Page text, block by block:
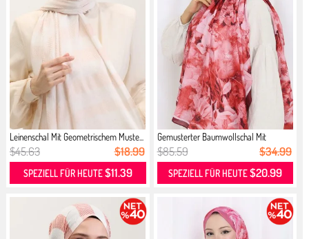
Leinenschal Mit Geometrischem Muste...
$45.63 $18.99
SPEZIELL FÜR HEUTE$11.39
Gemusterter Baumwollschal Mit
Kokon...
$85.59 $34.99
SPEZIELL FÜR HEUTE$20.99